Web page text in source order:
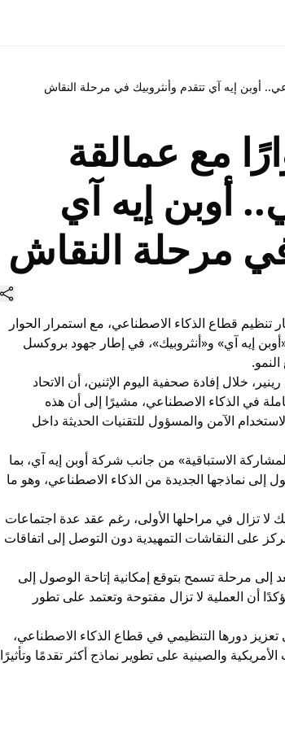
أوبن إيه آي تتقدم وأنثروبيك في مرحلة النقاش
مع عمالقة
أوبن إيه آي
مرحلة النقاش
قطاع الذكاء الاصطناعي، مع استمرار الحوار
إيه آي» و«أنثروبيك»، في إطار جهود بروكسل
خلال إفادة صحفية اليوم الإثنين، أن الاتحاد
في الذكاء الاصطناعي، مشيرًا إلى أن هذه
الآمن والمسؤول للتقنيات الحديثة داخل
الاستباقية» من جانب شركة أوبن إيه آي، بما
إلى نماذجها الجديدة من الذكاء الاصطناعي، وهو ما
لا تزال في مراحلها الأولى، رغم عقد عدة اجتماعات
على النقاشات التمهيدية دون التوصل إلى اتفاقات
مرحلة تسمح بتوقع إمكانية إتاحة الوصول إلى
أن العملية لا تزال مفتوحة وتعتمد على تطور
دورها التنظيمي في قطاع الذكاء الاصطناعي،
والصينية على تطوير نماذج أكثر تقدمًا وتأثيرًا